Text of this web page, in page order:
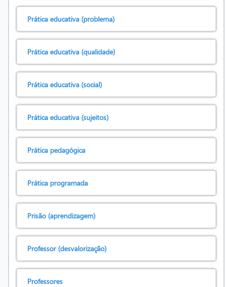
Prática educativa (problema)
Prática educativa (qualidade)
Prática educativa (social)
Prática educativa (sujeitos)
Prática pedagógica
Prática programada
Prisão (aprendizagem)
Professor (desvalorização)
Professores